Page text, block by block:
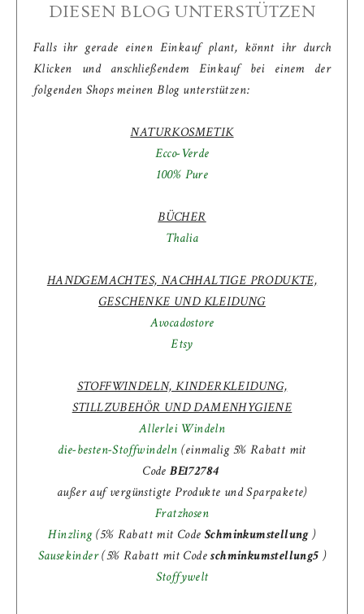
DIESEN BLOG UNTERSTÜTZEN
Falls ihr gerade einen Einkauf plant, könnt ihr durch
Klicken und anschließendem Einkauf bei einem der
folgenden Shops meinen Blog unterstützen:
NATURKOSMETIK
Ecco-Verde
100% Pure
BÜCHER
Thalia
HANDGEMACHTES, NACHHALTIGE PRODUKTE,
GESCHENKE UND KLEIDUNG
Avocadostore
Etsy
STOFFWINDELN, KINDERKLEIDUNG,
STILLZUBEHÖR UND DAMENHYGIENE
Allerlei Windeln
die-besten-Stoffwindeln (einmalig 5% Rabatt mit
CodeBE172784
außer auf vergünstigte Produkte und Sparpakete)
Fratzhosen
Hinzling(5% Rabatt mit Code Schminkumstellung)
Sausekinder(5% Rabatt mit Codeschminkumstellung5 )
Stoffywelt